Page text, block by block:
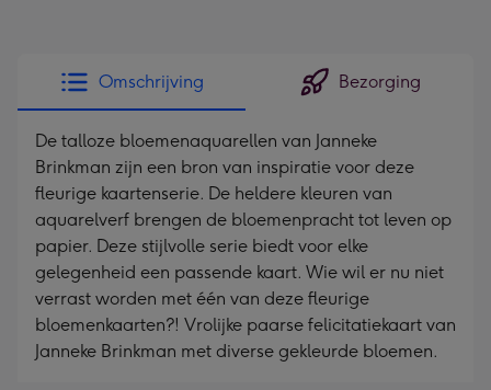
Omschrijving Bezorging
De talloze bloemenaquarellen van Janneke
Brinkman zijn een bron van inspiratie voor deze
fleurige kaartenserie. De heldere kleuren van
aquarelverf brengen de bloemenpracht tot leven op
papier. Deze stijlvolle serie biedt voor elke
gelegenheid een passende kaart. Wie wil er nu niet
verrast worden met één van deze fleurige
bloemenkaarten?! Vrolijke paarse felicitatiekaart van
Janneke Brinkman met diverse gekleurde bloemen.